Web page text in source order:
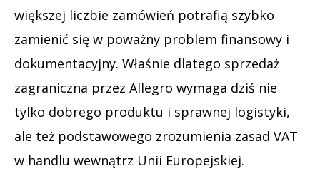
większej liczbie zamówień potrafią szybko
zamienić się w poważny problem finansowy i
dokumentacyjny. Właśnie dlatego sprzedaż
zagraniczna przez Allegro wymaga dziś nie
tylko dobrego produktu i sprawnej logistyki,
ale też podstawowego zrozumienia zasad VAT
w handlu wewnątrz Unii Europejskiej.